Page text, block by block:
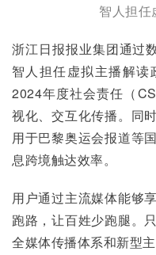
智人担任
浙江日报报业集团通过
智人担任虚拟主播解读
2024年度社会责任（
视化、交互化传播。同
用于巴黎奥运会报道等
息跨境触达效率。
用户通过主流媒体能够
跑路，让百姓少跑腿。
全媒体传播体系和新型主